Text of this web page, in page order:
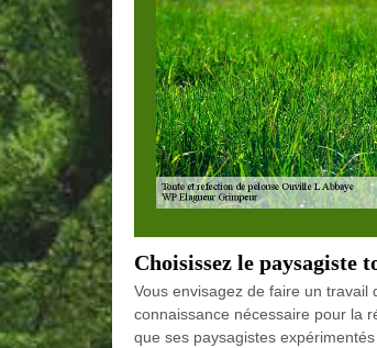
Choisissez le paysagiste
Vous envisagez de faire un travail
connaissance nécessaire pour la
que ses paysagistes